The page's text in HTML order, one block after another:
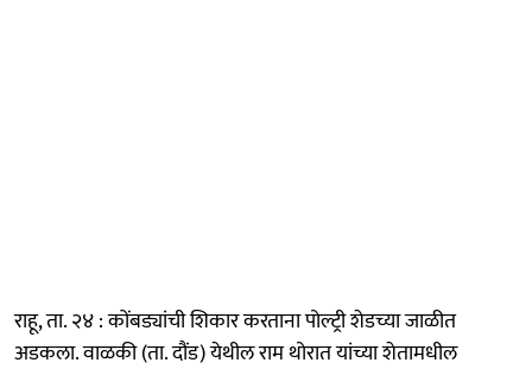
राहू, ता. २४ : कोंबड्यांची शिकार करताना पोल्ट्री शेडच्या जाळीत
अडकला. वाळकी (ता. दौंड) येथील राम थोरात यांच्या शेतामधील